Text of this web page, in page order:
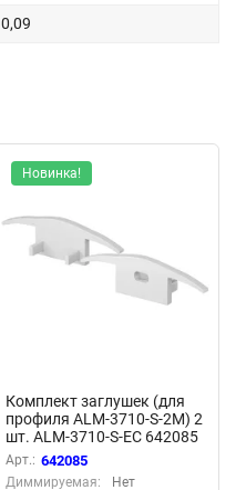
0,09
Новинка!
Комплект заглушек (для
профиля ALM-3710-S-2M) 2
шт. ALM-3710-S-EC 642085
(Белый) 642085
Арт.: 642085
Диммируемая:
Нет